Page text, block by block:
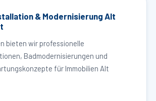
& Modernisierung Alt
bieten wir professionelle
Badmodernisierungen und
für Immobilien Alt